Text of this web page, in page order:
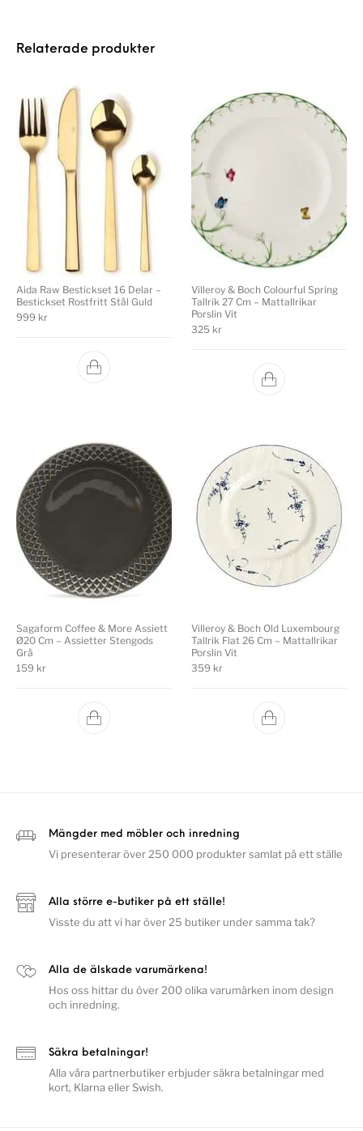
Relaterade produkter
Aida Raw Bestickset 16 Delar –
Bestickset Rostfritt Stål Guld
999 kr
Villeroy & Boch Colourful Spring
Tallrik 27 Cm – Mattallrikar
Porslin Vit
325 kr
Sagaform Coffee & More Assiett
Ø20 Cm – Assietter Stengods
Grå
159 kr
Villeroy & Boch Old Luxembourg
Tallrik Flat 26 Cm – Mattallrikar
Porslin Vit
359 kr
Mängder med möbler och inredning
Vi presenterar över 250 000 produkter samlat på ett ställe
Alla större e-butiker på ett ställe!
Visste du att vi har över 25 butiker under samma tak?
Alla de älskade varumärkena!
Hos oss hittar du över 200 olika varumärken inom design
och inredning.
Säkra betalningar!
Alla våra partnerbutiker erbjuder säkra betalningar med
kort, Klarna eller Swish.